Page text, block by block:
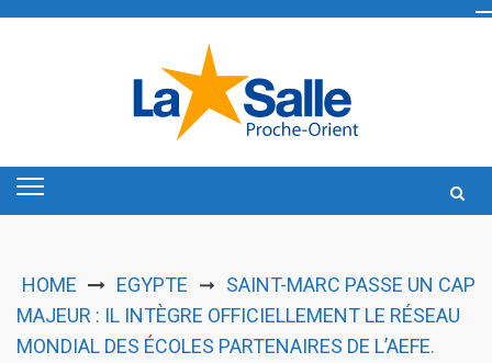
HOME EGYPTE ➞ SAINT-MARC PASSE UN CAP
MAJEUR : IL INTÈGRE OFFICIELLEMENT LE RÉSEAU
MONDIAL DES ÉCOLES PARTENAIRES DE L’AEFE.